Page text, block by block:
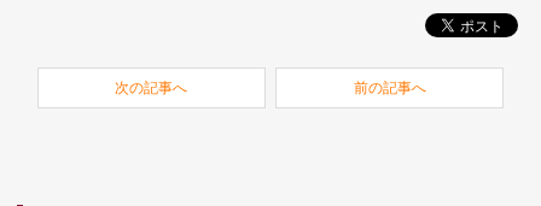
次の記事へ 前の記事へ